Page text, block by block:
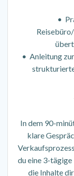
•
• Anleitung
In dem 90-
klare
du eine 3-
die Inhalte